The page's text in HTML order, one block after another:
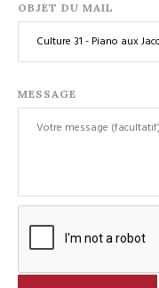
OBJET DU MAIL
MESSAGE